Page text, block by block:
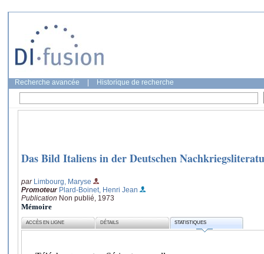
Recherche avancée Historique de recherche
Das Bild Italiens in der Deutschen
par Limbourg, Maryse
Promoteur Plard-Boinet, Henri Jean
Publication Non publié, 1973
Mémoire
ACCÈS EN LIGNE DÉTAILS STATISTIQUES